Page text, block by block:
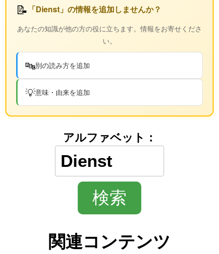
📝 「Dienst」の情報を追加しませんか？
あなたの知識が他の方の役に立ちます。情報をお寄せくださ
い。
🔤別の読み方を追加
💡意味・由来を追加
アルファベット：
関連コンテンツ